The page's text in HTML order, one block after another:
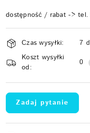
dostępność / rabat -> tel.
Dostępność
i
dostawa
Czas wysyłki:
7
Koszt wysyłki
od:
0
Zadaj pytanie